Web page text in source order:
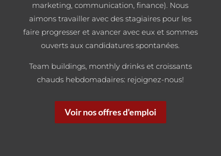
marketing, communication, finance). Nous
aimons travailler avec des stagiaires pour les
faire progresser et avancer avec eux et sommes
ouverts aux candidatures spontanées.
Team buildings, monthly drinks et croissants
chauds hebdomadaires: rejoignez-nous!
Voir nos offres d'emploi